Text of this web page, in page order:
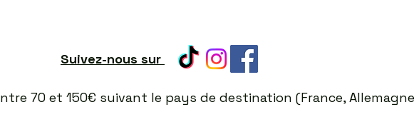
Suivez-nous sur
70 et 150€ suivant le pays de destination (France,